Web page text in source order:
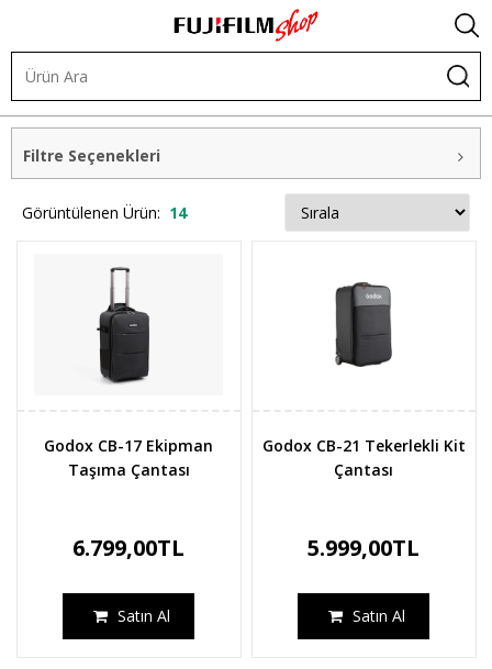
Çantalar Tekerlekli Çantalar
Filtre Seçenekleri
Görüntülenen Ürün: 14
Godox CB-17 Ekipman
Taşıma Çantası
6.799,00TL
Satın Al
Godox CB-21 Tekerlekli Kit
Çantası
5.999,00TL
Satın Al